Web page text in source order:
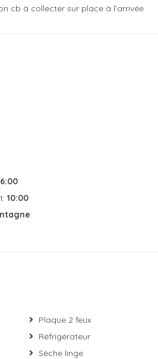
cb à collecter sur place à l’arrivée
10:00
Plaque 2 feux
Réfrigérateur
Sèche linge